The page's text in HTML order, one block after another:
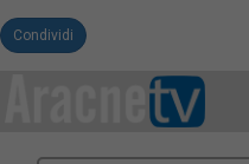
Condividi